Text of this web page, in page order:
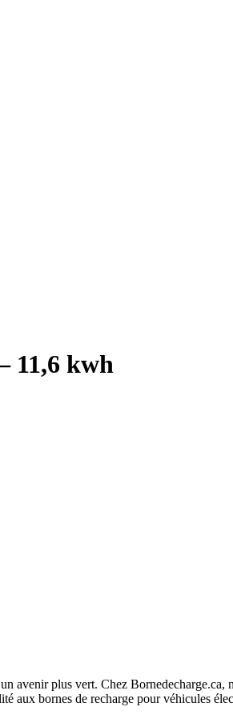
11,6 kwh
avenir plus vert. Chez
aux bornes de recharge pour véhicules